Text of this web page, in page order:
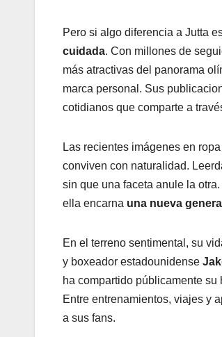
Pero si algo diferencia a Jutta
cuidada. Con millones de
más atractivas del panorama
marca personal. Sus
cotidianos que comparte a
Las recientes imágenes en
conviven con naturalidad.
sin que una faceta anule la
ella encarna una nueva
En el terreno sentimental, su
y boxeador estadounidense
ha compartido públicamente
Entre entrenamientos, viajes y
a sus fans.